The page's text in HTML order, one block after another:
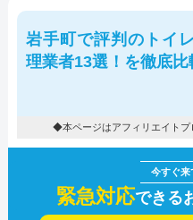
岩手町で評判のトイ
理業者13選！を徹底比
◆本ページはアフィリエイトプ
緊急対応できる